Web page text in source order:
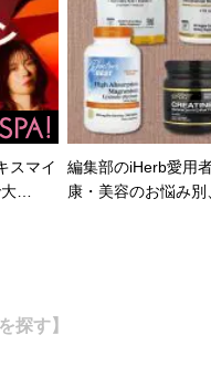
スマイ
…
編集部のiHerb愛用
康・美容のお悩み
探す】